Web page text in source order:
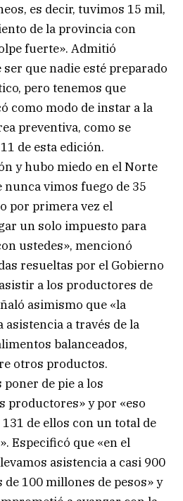
es decir, tuvimos 15 mil,
de la provincia con
fuerte». Admitió
que nadie esté preparado
pero tenemos que
como modo de instar a la
preventiva, como se
de esta edición.
y hubo miedo en el Norte
vimos fuego de 35
por primera vez el
un solo impuesto para
ustedes», mencionó
resueltas por el Gobierno
a los productores de
asimismo que «la
a través de la
balanceados,
otros productos.
de pie a los
productores» y por «eso
de ellos con un total de
Especificó que «en el
asistencia a casi 900
100 millones de pesos» y